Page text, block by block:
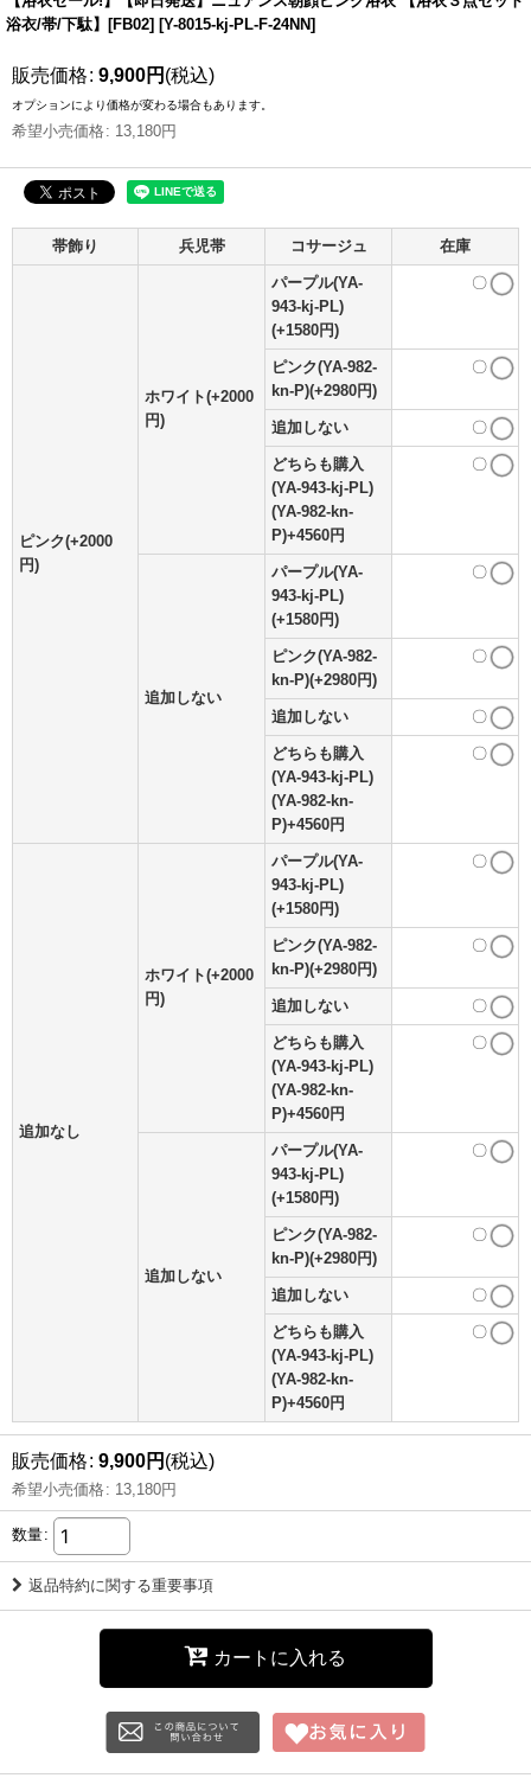
浴衣/帯/下駄】[FB02] [Y-8015-kj-PL-F-24NN]
販売価格: 9,900円 (税込)
オプションにより価格が変わる場合もあります。
希望小売価格: 13,180円
帯飾り 兵児帯 コサージュ 在庫
ピンク(+2000
円)
ホワイト(+2000
円)
パープル(YA-
943-kj-PL)
(+1580円)
〇
ピンク(YA-982-
kn-P)(+2980円)
〇
追加しない 〇
どちらも購入
(YA-943-kj-PL)
(YA-982-kn-
P)+4560円
〇
追加しない
パープル(YA-
943-kj-PL)
(+1580円)
〇
ピンク(YA-982-
kn-P)(+2980円)
〇
追加しない 〇
どちらも購入
(YA-943-kj-PL)
(YA-982-kn-
P)+4560円
〇
追加なし
ホワイト(+2000
円)
パープル(YA-
943-kj-PL)
(+1580円)
〇
ピンク(YA-982-
kn-P)(+2980円)
〇
追加しない 〇
どちらも購入
(YA-943-kj-PL)
(YA-982-kn-
P)+4560円
〇
追加しない
パープル(YA-
943-kj-PL)
(+1580円)
〇
ピンク(YA-982-
kn-P)(+2980円)
〇
追加しない 〇
どちらも購入
(YA-943-kj-PL)
(YA-982-kn-
P)+4560円
〇
販売価格: 9,900円 (税込)
希望小売価格: 13,180円
数量:
返品特約に関する重要事項
カートに入れる